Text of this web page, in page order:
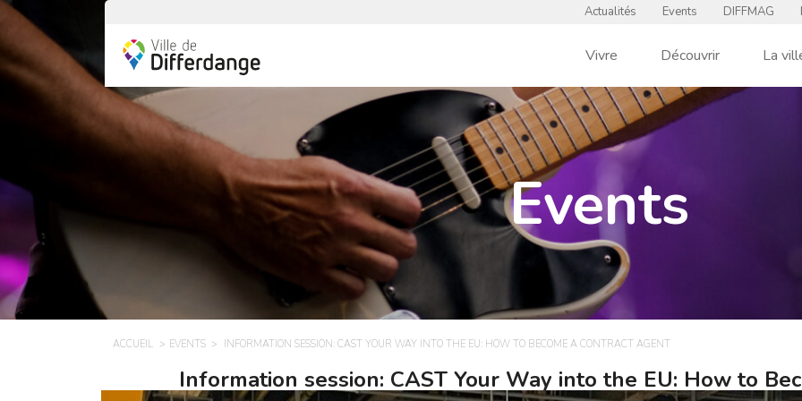
Actualités Events DIFFMAG
Vivre Découvrir La
Events
ACCUEIL EVENTS INFORMATION SESSION: CAST YOUR WAY INTO THE EU: HOW TO BECOME A CONTRACT AGENT
Information session: CAST Your Way into the EU: How to